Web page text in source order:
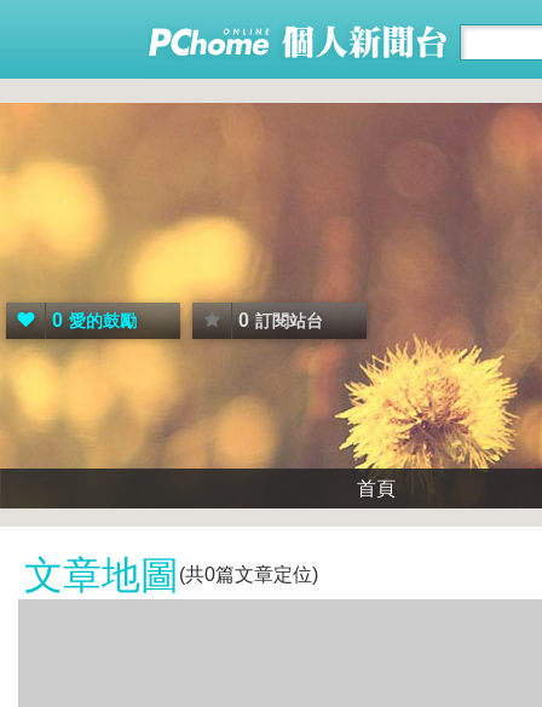
0 愛的鼓勵 0 訂閱站台
首頁
文章地圖 (共0篇文章定位)